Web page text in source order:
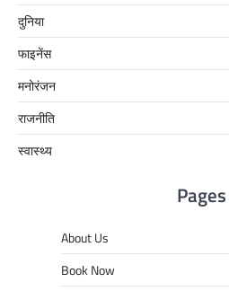
दुनिया
फाइनेंस
मनोरंजन
राजनीति
स्वास्थ्य
Pages
About Us
Book Now